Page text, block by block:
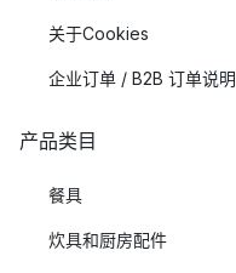
关于Cookies
企业订单 / B2B 订单说明
产品类目
餐具
炊具和厨房配件